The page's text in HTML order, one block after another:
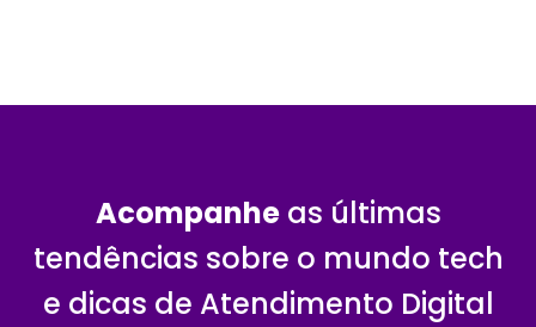
Acompanheas últimas
tendências sobre o mundo tech
e dicas de Atendimento Digital